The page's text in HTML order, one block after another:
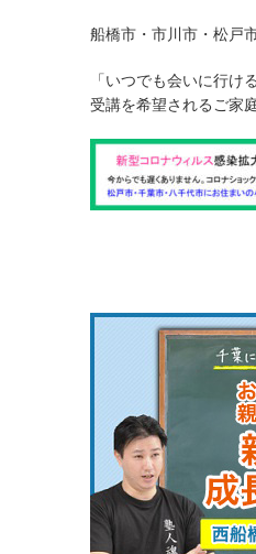
船橋市・市川市・松戸
「いつでも会いに行け
受講を希望されるご家